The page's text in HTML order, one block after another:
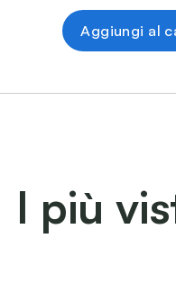
Aggiungi al
I più